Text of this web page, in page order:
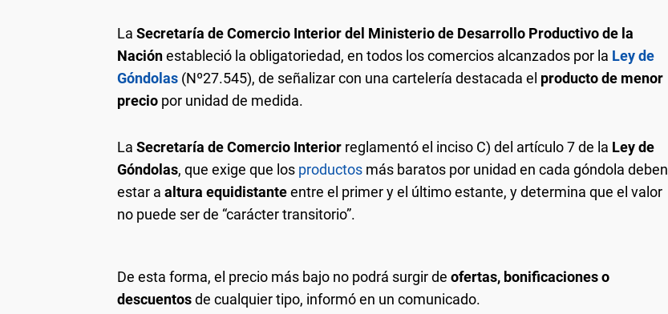
La Secretaría de Comercio Interior del Ministerio de Desarrollo Productivo de la
Naciónestableció la obligatoriedad, en todos los comercios alcanzados por la Ley de
Góndolas (Nº27.545), de señalizar con una cartelería destacada el producto de menor
precio por unidad de medida.
La Secretaría de Comercio Interior reglamentó el inciso C) del artículo 7 de la Ley de
Góndolas, que exige que los productos más baratos por unidad en cada góndola deben
estar a altura equidistanteentre el primer y el último estante, y determina que el valor
no puede ser de “carácter transitorio”.
De esta forma, el precio más bajo no podrá surgir de ofertas, bonificaciones o
descuentosde cualquier tipo, informó en un comunicado.